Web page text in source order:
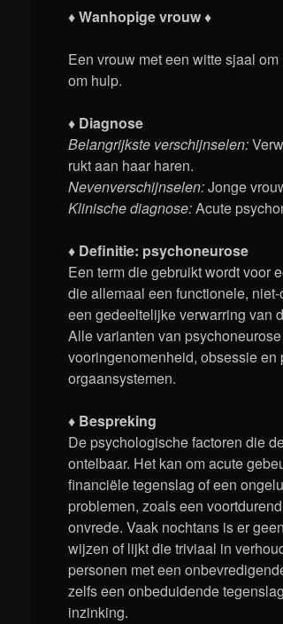
♦ Wanhopige vrouw ♦
Een vrouw met een witte sjaal
om hulp.
♦ Diagnose
Belangrijkste verschijnselen:
rukt aan haar haren.
Nevenverschijnselen:Jonge
Klinische diagnose:Acute
♦ Definitie: psychoneurose
Een term die gebruikt wordt voor
die allemaal een functionele,
een gedeeltelijke verwarring van
Alle varianten van
vooringenomenheid, obsessie
orgaansystemen.
♦ Bespreking
De psychologische factoren die
ontelbaar. Het kan om acute
financiële tegenslag of een
problemen, zoals een
onvrede. Vaak nochtans is er
wijzen of lijkt die triviaal in
personen met een
zelfs een onbeduidende
inzinking.